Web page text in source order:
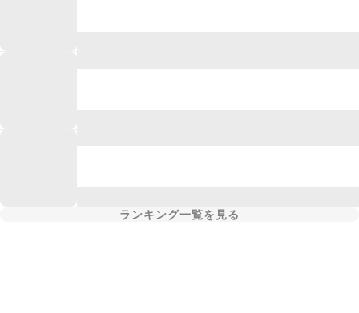
ランキング一覧を見る